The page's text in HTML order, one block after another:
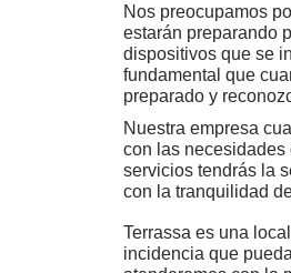
Nos preocupamos
estarán preparando
dispositivos que se
fundamental que
preparado y
Nuestra empresa
con las
servicios tendrás la
con la tranquilidad
Terrassa es una
incidencia que